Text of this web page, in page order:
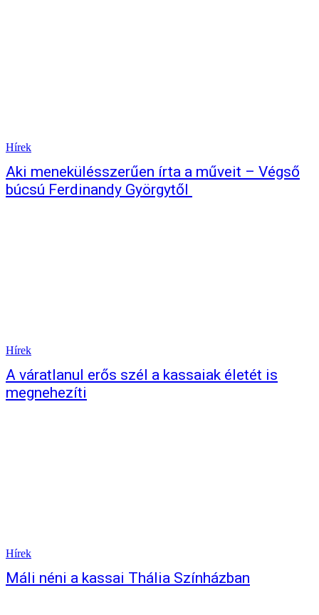
Hírek
Aki menekülésszerűen írta a műveit – Végső
búcsú Ferdinandy Györgytől
Hírek
A váratlanul erős szél a kassaiak életét is
megnehezíti
Hírek
Máli néni a kassai Thália Színházban